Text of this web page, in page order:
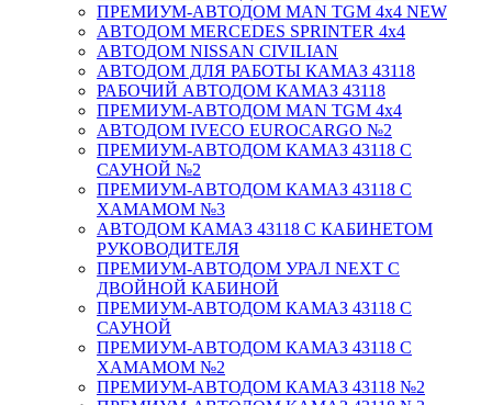
ПРЕМИУМ-АВТОДОМ MAN TGM 4x4 NEW
АВТОДОМ MERCEDES SPRINTER 4x4
АВТОДОМ NISSAN CIVILIAN
АВТОДОМ ДЛЯ РАБОТЫ КАМАЗ 43118
РАБОЧИЙ АВТОДОМ КАМАЗ 43118
ПРЕМИУМ-АВТОДОМ MAN TGM 4x4
АВТОДОМ IVECO EUROCARGO №2
ПРЕМИУМ-АВТОДОМ КАМАЗ 43118 С
САУНОЙ №2
ПРЕМИУМ-АВТОДОМ КАМАЗ 43118 С
ХАМАМОМ №3
АВТОДОМ КАМАЗ 43118 С КАБИНЕТОМ
РУКОВОДИТЕЛЯ
ПРЕМИУМ-АВТОДОМ УРАЛ NEXT С
ДВОЙНОЙ КАБИНОЙ
ПРЕМИУМ-АВТОДОМ КАМАЗ 43118 С
САУНОЙ
ПРЕМИУМ-АВТОДОМ КАМАЗ 43118 С
ХАМАМОМ №2
ПРЕМИУМ-АВТОДОМ КАМАЗ 43118 №2